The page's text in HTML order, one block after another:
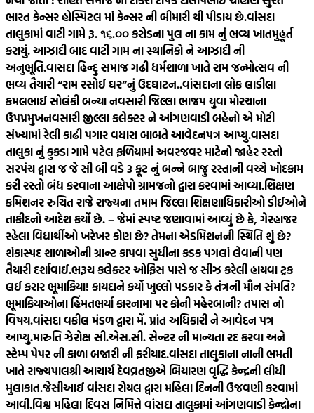
ભારત કેન્સર હોસ્પિટલ માં કેન્સર ની બીમારી થી પીડાય છે.વાંસદા
તાલુકામાં વાટી ગામે રૂ. ૧૬.૦૦ કરોડના પુલ ના કામ નું ભવ્ય ખાતમુહૂર્ત
કરાયું. આઝાદી બાદ વાટી ગામ ના સ્થાનિકો ને આઝાદી ની
અનુભૂતિ.વાસદા હિન્દુ સમાજ ગઢી ધર્મશાળા ખાતે રામ જન્મોત્સવ ની
ભવ્ય તૈયારી “રામ રસોઈ ઘર”નું ઉદઘાટન..વાંસદાના લોક લાડીલા
કમલભાઈ સોલંકી બન્યા નવસારી જિલ્લા ભાજપ યુવા મોરચાના
ઉપપ્રમુખનવસારી જીલ્લા કલેક્ટર ને આંગણવાડી બહેનો એ મોટી
સંખ્યામાં રેલી કાઢી પગાર વધારા બાબતે આવેદનપત્ર આપ્યુ.વાસદા
તાલુકા નું કુકડા ગામે પટેલ ફળિયામાં અવરજવર માટેનો જાહેર રસ્તો
સરપંચ દ્વારા જ જે સી બી વડે 3 ફૂટ નું બન્ને બાજુ રસ્તાની વચ્ચે ખોદકામ
કરી રસ્તો બંધ કરવાના આક્ષેપો ગ્રામજનો દ્વારા કરવામાં આવ્યા.શિક્ષણ
કમિશનર રુચિત રાજે રાજ્યના તમામ જિલ્લા શિક્ષણાધિકારીઓ ડીઈઓને
તાકીદનો આદેશ કર્યો છે. – જેમાં સ્પષ્ટ જણાવામાં આવ્યું છે કે, ગેરહાજર
રહેલા વિદ્યાર્થીઓ ખરેખર કોણ છે? તેમના એડમિશનની સ્થિતિ શું છે?
શંકાસ્પદ શાળાઓની ગ્રાન્ટ કાપવા સુધીના કડક પગલાં લેવાની પણ
તૈયારી દર્શાવાઈ.ભરૂચ કલેક્ટર ઓફિસ પાસે જ સીઝ કરેલી હાયવા ટ્રક
લઈ ફરાર ભૂમાફિયા! કાયદાને કર્યો ખુલ્લો પડકાર કે તંત્રની મૌન સંમતિ?
ભૂમાફિયાઓના હિંમતભર્યા કારનામા પર કોની મહેરબાની? તપાસ નો
વિષય.વાંસદા વકીલ મંડળ દ્વારા મેં. પ્રાંત અધિકારી ને આવેદન પત્ર
આપ્યુ.મારુતિ ઝેરોક્ષ સી.એસ.સી. સેન્ટર ની માન્યતા રદ કરવા અને
સ્ટેમ્પ પેપર ની કાળા બજારી ની ફરીયાદ.વાંસદા તાલુકાના નાની ભમતી
ખાતે રાજ્યપાલશ્રી આચાર્ય દેવવ્રતજીએ બિયારણ વૃદ્ધિ કેન્દ્રની લીધી
મુલાકાત.જેસીઆઈ વાંસદા રોયલ દ્વારા મહિલા દિનની ઉજવણી કરવામાં
આવી.વિશ્વ મહિલા દિવસ નિમિત્તે વાંસદા તાલુકામાં આંગણવાડી કેન્દ્રોના